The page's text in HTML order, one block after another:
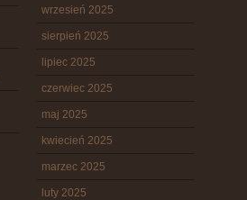
wrzesień 2025
sierpień 2025
lipiec 2025
czerwiec 2025
maj 2025
kwiecień 2025
marzec 2025
luty 2025